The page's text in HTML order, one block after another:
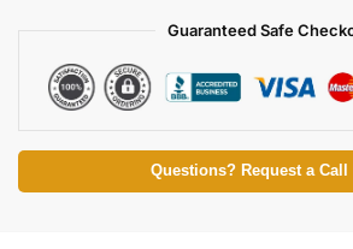
Guaranteed Safe
Questions? Request a Call